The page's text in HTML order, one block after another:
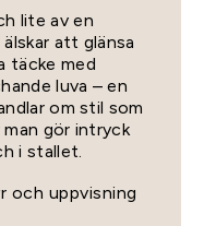
lite av en
att glänsa
täcke med
luva – en
om stil som
gör intryck
i stallet.
och uppvisning